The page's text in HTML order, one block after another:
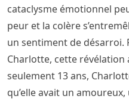
cataclysme émotionnel
peur et la colère
un sentiment de désarroi.
Charlotte, cette révélation
seulement 13 ans,
qu’elle avait un